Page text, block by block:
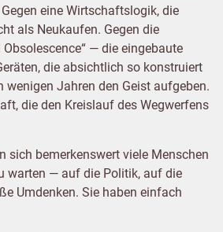
eine Wirtschaftslogik, die
als Neukaufen. Gegen die
— die eingebaute
die absichtlich so konstruiert
wenigen Jahren den Geist aufgeben.
die den Kreislauf des Wegwerfens
sich bemerkenswert viele Menschen
warten — auf die Politik, auf die
Umdenken. Sie haben einfach